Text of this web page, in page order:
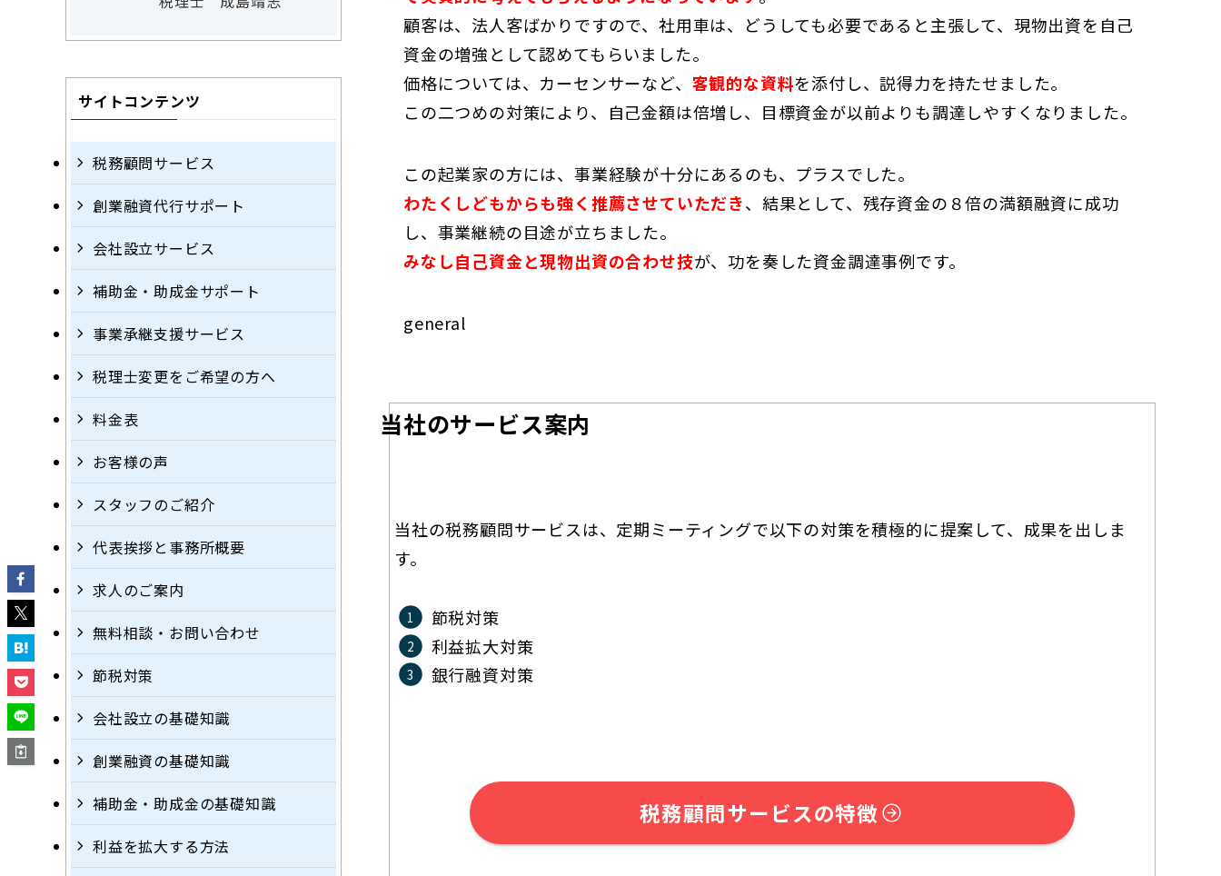
顧客は、法人客ばかりですので、社用車は、どうしても必要であると主張して、現物出資を自己
資金の増強として認めてもらいました。
価格については、カーセンサーなど、 客観的な資料を添付し、説得力を持たせました。
この二つめの対策により、自己金額は倍増し、目標資金が以前よりも調達しやすくなりました。
この起業家の方には、事業経験が十分にあるのも、プラスでした。
わたくしどもからも強く推薦させていただき、結果として、残存資金の８倍の満額融資に成功
し、事業継続の目途が立ちました。
みなし自己資金と現物出資の合わせ技が、功を奏した資金調達事例です。
general
当社のサービス案内
当社の税務顧問サービスは、定期ミーティングで以下の対策を積極的に提案して、成果を出しま
す。
節税対策
利益拡大対策
銀行融資対策
税務顧問サービスの特徴
サイトコンテンツ
税務顧問サービス
創業融資代行サポート
会社設立サービス
補助金・助成金サポート
事業承継支援サービス
税理士変更をご希望の方へ
料金表
お客様の声
スタッフのご紹介
代表挨拶と事務所概要
求人のご案内
無料相談・お問い合わせ
節税対策
会社設立の基礎知識
創業融資の基礎知識
補助金・助成金の基礎知識
利益を拡大する方法